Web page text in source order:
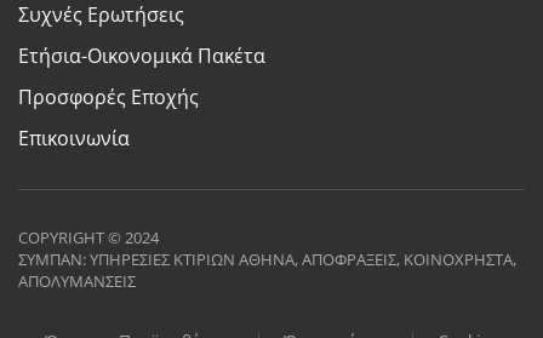
Συχνές Ερωτήσεις
Ετήσια-Οικονομικά Πακέτα
Προσφορές Εποχής
Επικοινωνία
COPYRIGHT © 2024
ΣΥΜΠΑΝ: ΥΠΗΡΕΣΙΕΣ ΚΤΙΡΙΩΝ ΑΘΗΝΑ, ΑΠΟΦΡΑΞΕΙΣ, ΚΟΙΝΟΧΡΗΣΤΑ,
ΑΠΟΛΥΜΑΝΣΕΙΣ